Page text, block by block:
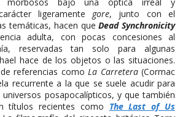
ligeramente gore, junto con el
temáticas, hacen queDead Synchronicity
adulta, con pocas concesiones al
reservadas tan solo para algunas
hace de los objetos o las situaciones.
referencias como La Carretera(Cormac
recurrente a la que se suele acudir para
posapocalípticos, y que también
títulos recientes como The Last of Us